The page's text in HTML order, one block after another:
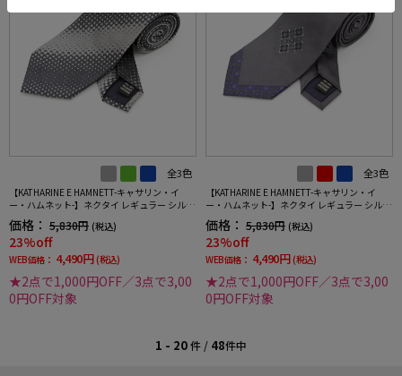
全3色
【KATHARINE E HAMNETT-キャサリン・イ
ー・ハムネット-】ネクタイ レギュラー シルク
100％ 変形ストライプ 秋冬
価格： 5,830円 (税込)
23%off
WEB価格： 4,490円 (税込)
★2点で1,000円OFF／3点で3,00
0円OFF対象
全3色
【KATHARINE E HAMNETT-キャサリン・イ
ー・ハムネット-】ネクタイ レギュラー シルク
100％ パネルデザイン 秋冬
価格： 5,830円 (税込)
23%off
WEB価格： 4,490円 (税込)
★2点で1,000円OFF／3点で3,00
0円OFF対象
1 - 20件 / 48件中